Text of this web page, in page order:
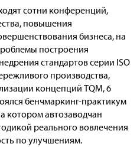
сотни конференций,
повышения
бизнеса, на
построения
стандартов серии ISO
производства,
концепций TQM, 6
бенчмаркинг-практикум
котором автозаводчан
реального вовлечения
по улучшениям.